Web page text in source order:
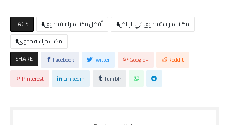
TAGS أفضل مكتب دراسة جدوى
مكاتب دراسة جدوى في الرياض
مكتب دراسة جدوى
SHARE
Facebook Twitter Google+
Reddit
Pinterest
Linkedin Tumblr